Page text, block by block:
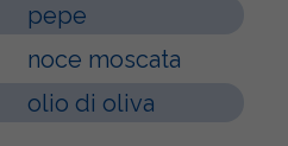
pepe
noce moscata
olio di oliva